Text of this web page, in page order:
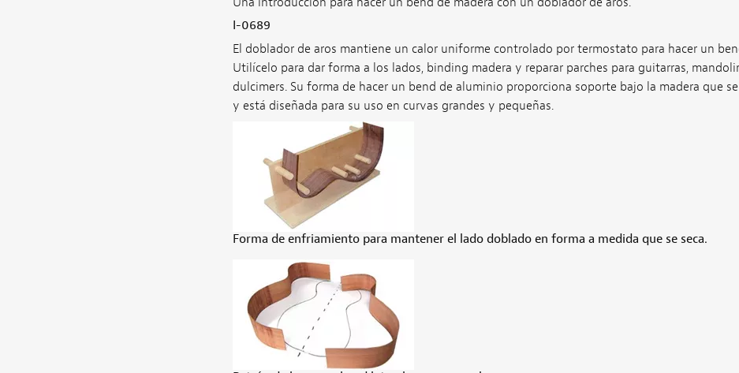
I-0689
El doblador de aros mantiene un calor uniforme controlado por termostato para hacer un
Utilícelo para dar forma a los lados, binding madera y reparar parches para guitarras,
dulcimers. Su forma de hacer un bend de aluminio proporciona soporte bajo la madera que
y está diseñada para su uso en curvas grandes y pequeñas.
Forma de enfriamiento para mantener el lado doblado en forma a medida que se seca.